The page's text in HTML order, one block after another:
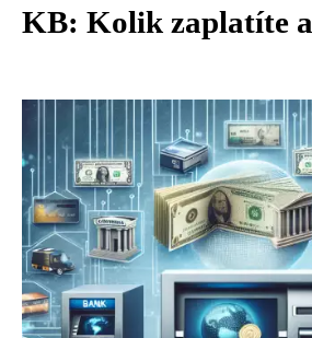
KB: Kolik zaplatíte